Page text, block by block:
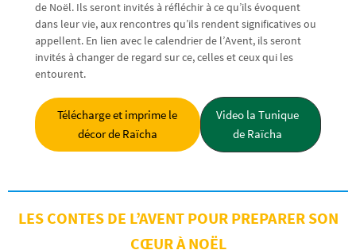
de Noël. Ils seront invités à réfléchir à ce qu’ils évoquent
dans leur vie, aux rencontres qu’ils rendent significatives ou
appellent. En lien avec le calendrier de l’Avent, ils seront
invités à changer de regard sur ce, celles et ceux qui les
entourent.
Télécharge et imprime le
décor de Raïcha
Video la Tunique
de Raïcha
LES CONTES DE L’AVENT POUR PREPARER SON
CŒUR À NOËL